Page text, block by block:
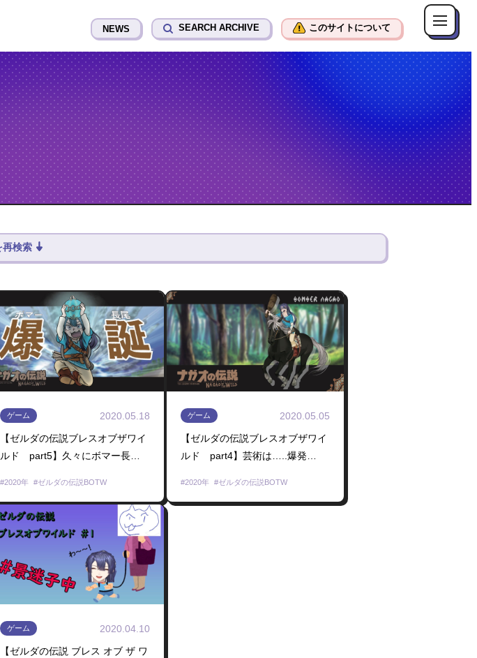
NEWS SEARCH ARCHIVE このサイトについて
再検索
ゲーム 2020.05.18
【ゼルダの伝説ブレスオブザワイ
ルド part5】久々にボマー長尾
2020年 ゼルダの伝説BOTW
ゲーム 2020.05.05
【ゼルダの伝説ブレスオブザワイ
ルド part4】芸術は…..爆発
2020年 ゼルダの伝説BOTW
ゲーム 2020.04.10
【ゼルダの伝説 ブレス オブ ザ ワ